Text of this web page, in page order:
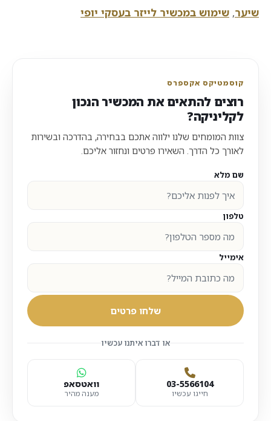
שיער, שימוש במכשיר לייזר בעסקי יופי
קוסמטיקס אקספרס
רוצים להתאים את המכשיר הנכון
לקליניקה?
צוות המומחים שלנו ילווה אתכם בבחירה, בהדרכה ובשירות
לאורך כל הדרך. השאירו פרטים ונחזור אליכם.
שם מלא
טלפון
אימייל
שלחו פרטים
או דברו איתנו עכשיו
03-5566104
חייגו עכשיו
וואטסאפ
מענה מהיר